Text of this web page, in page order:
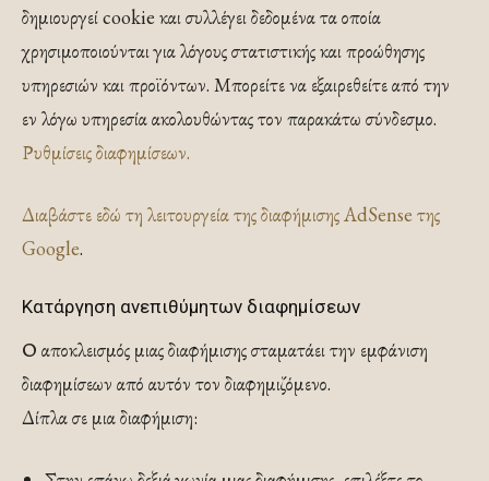
δημιουργεί cookie και συλλέγει δεδομένα τα οποία
χρησιμοποιούνται για λόγους στατιστικής και προώθησης
υπηρεσιών και προϊόντων. Μπορείτε να εξαιρεθείτε από την
εν λόγω υπηρεσία ακολουθώντας τον παρακάτω σύνδεσμο.
Ρυθμίσεις διαφημίσεων.
Διαβάστε εδώ τη λειτουργεία της διαφήμισης AdSense της
Google.
Κατάργηση ανεπιθύμητων διαφημίσεων
Ο αποκλεισμός μιας διαφήμισης σταματάει την εμφάνιση
διαφημίσεων από αυτόν τον διαφημιζόμενο.
Δίπλα σε μια διαφήμιση: